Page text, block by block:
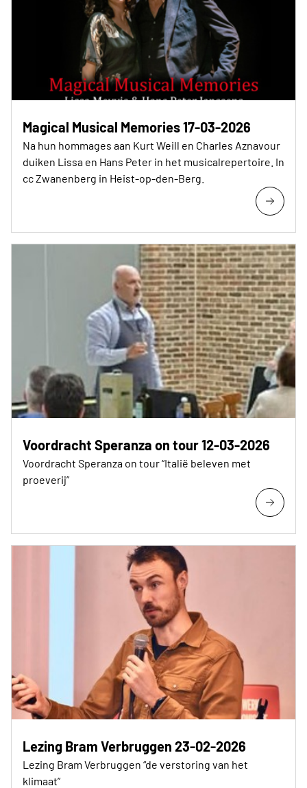
Magical Musical Memories 17-03-2026
Na hun hommages aan Kurt Weill en Charles Aznavour
duiken Lissa en Hans Peter in het musicalrepertoire. In
cc Zwanenberg in Heist-op-den-Berg.
Voordracht Speranza on tour 12-03-2026
Voordracht Speranza on tour “Italië beleven met
proeverij”
Lezing Bram Verbruggen 23-02-2026
Lezing Bram Verbruggen “de verstoring van het
klimaat”